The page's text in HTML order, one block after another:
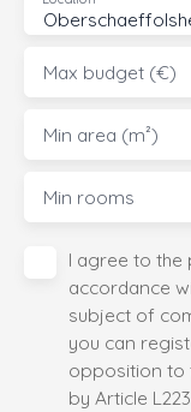
Max budget (€)
Min area (m²)
Min rooms
I agree to
accordance
subject of
you can
opposition to
by Article